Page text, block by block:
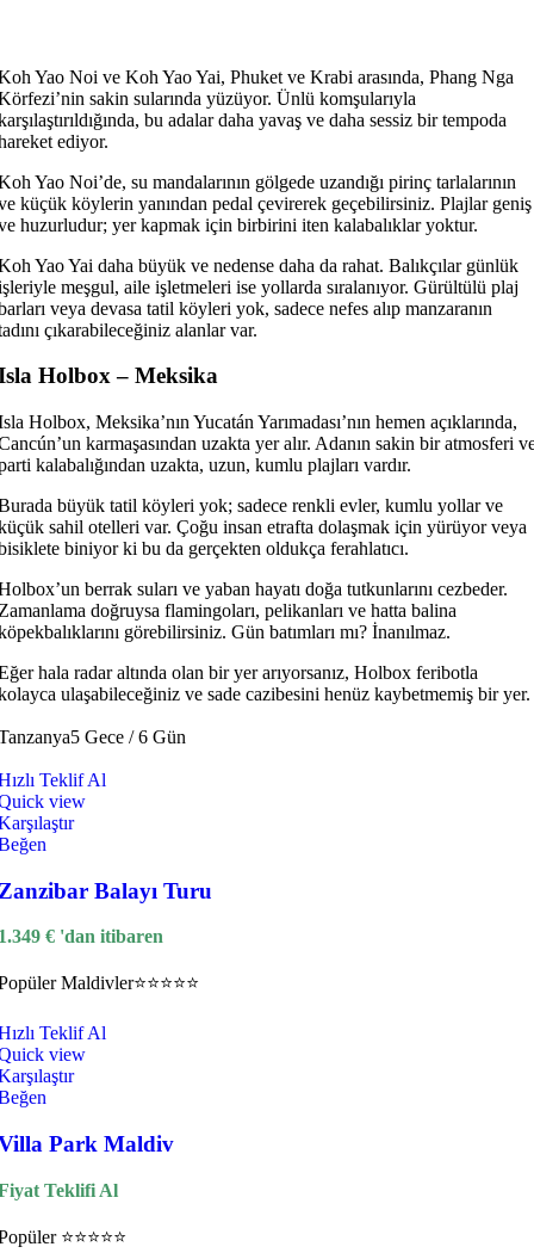
Yao Noi ve Koh Yao Yai, Phuket ve Krabi arasında, Phang Nga
sakin sularında yüzüyor. Ünlü komşularıyla
bu adalar daha yavaş ve daha sessiz bir tempoda
ediyor.
Yao Noi’de, su mandalarının gölgede uzandığı pirinç tarlalarının
küçük köylerin yanından pedal çevirerek geçebilirsiniz. Plajlar geniş
huzurludur; yer kapmak için birbirini iten kalabalıklar yoktur.
Yao Yai daha büyük ve nedense daha da rahat. Balıkçılar günlük
meşgul, aile işletmeleri ise yollarda sıralanıyor. Gürültülü plaj
veya devasa tatil köyleri yok, sadece nefes alıp manzaranın
çıkarabileceğiniz alanlar var.
Holbox – Meksika
Holbox, Meksika’nın Yucatán Yarımadası’nın hemen açıklarında,
karmaşasından uzakta yer alır. Adanın sakin bir atmosferi
kalabalığından uzakta, uzun, kumlu plajları vardır.
büyük tatil köyleri yok; sadece renkli evler, kumlu yollar ve
sahil otelleri var. Çoğu insan etrafta dolaşmak için yürüyor veya
biniyor ki bu da gerçekten oldukça ferahlatıcı.
berrak suları ve yaban hayatı doğa tutkunlarını cezbeder.
doğruysa flamingoları, pelikanları ve hatta balina
görebilirsiniz. Gün batımları mı? İnanılmaz.
hala radar altında olan bir yer arıyorsanız, Holbox feribotla
ulaşabileceğiniz ve sade cazibesini henüz kaybetmemiş bir yer.
5 Gece / 6 Gün
Teklif Al
view
Balayı Turu
€ 'dan itibaren
Maldivler⭐⭐⭐⭐⭐
Teklif Al
view
Park Maldiv
Teklifi Al
⭐⭐⭐⭐⭐